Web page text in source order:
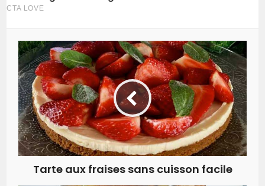
Tarte aux fraises sans cuisson facile